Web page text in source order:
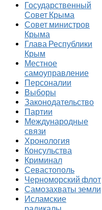
Государственный
Совет Крыма
Совет министров
Крыма
Глава Республики
Крым
Местное
самоуправление
Персоналии
Выборы
Законодательство
Партии
Международные
связи
Хронология
Консульства
Криминал
Севастополь
Черноморский флот
Самозахваты земли
Исламские